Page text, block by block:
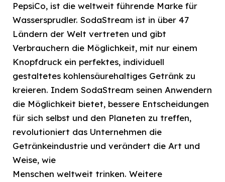
PepsiCo, ist die weltweit führende Marke für
Wassersprudler. SodaStream ist in über 47
Ländern der Welt vertreten und gibt
Verbrauchern die Möglichkeit, mit nur einem
Knopfdruck ein perfektes, individuell
gestaltetes kohlensäurehaltiges Getränk zu
kreieren. Indem SodaStream seinen Anwendern
die Möglichkeit bietet, bessere Entscheidungen
für sich selbst und den Planeten zu treffen,
revolutioniert das Unternehmen die
Getränkeindustrie und verändert die Art und
Weise, wie
Menschen weltweit trinken. Weitere